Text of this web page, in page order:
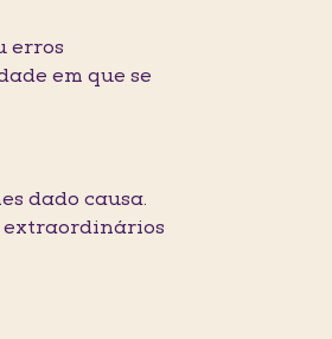
erros
em que se
dado causa.
extraordinários